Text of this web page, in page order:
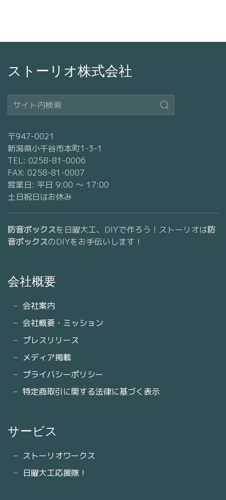
ストーリオ株式会社
〒947-0021
新潟県小千谷市本町1-3-1
TEL: 0258-81-0006
FAX: 0258-81-0007
営業日: 平日 9:00 〜 17:00
土日祝日はお休み
防音ボックスを日曜大工、DIYで作ろう！ストーリオは防
音ボックスのDIYをお手伝いします！
会社概要
会社案内
会社概要・ミッション
プレスリリース
メディア掲載
プライバシーポリシー
特定商取引に関する法律に基づく表示
サービス
ストーリオワークス
日曜大工応援隊！